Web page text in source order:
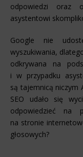
odpowiedzi oraz
asystentowi
Google nie
wyszukiwania,
odkrywana na
i w przypadku
są tajemnicą niczym
SEO udało się
odpowiedzieć na
na stronie
głosowych?